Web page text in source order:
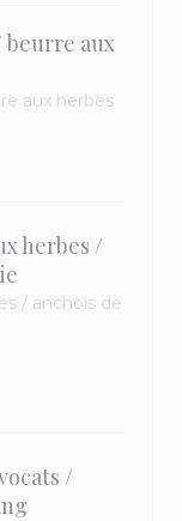
beurre aux
aux herbes
herbes /
/ anchois de
/